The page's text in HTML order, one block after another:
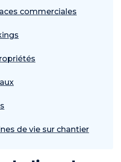
commerciales
de vie sur chantier